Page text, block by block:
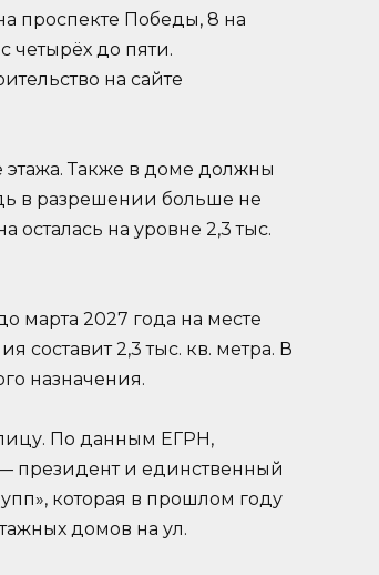
проспекте Победы, 8 на
четырёх до пяти.
на сайте
Также в доме должны
в разрешении больше не
на уровне 2,3 тыс.
марта 2027 года на месте
2,3 тыс. кв. метра. В
назначения.
По данным ЕГРН,
президент и единственный
которая в прошлом году
домов на ул.